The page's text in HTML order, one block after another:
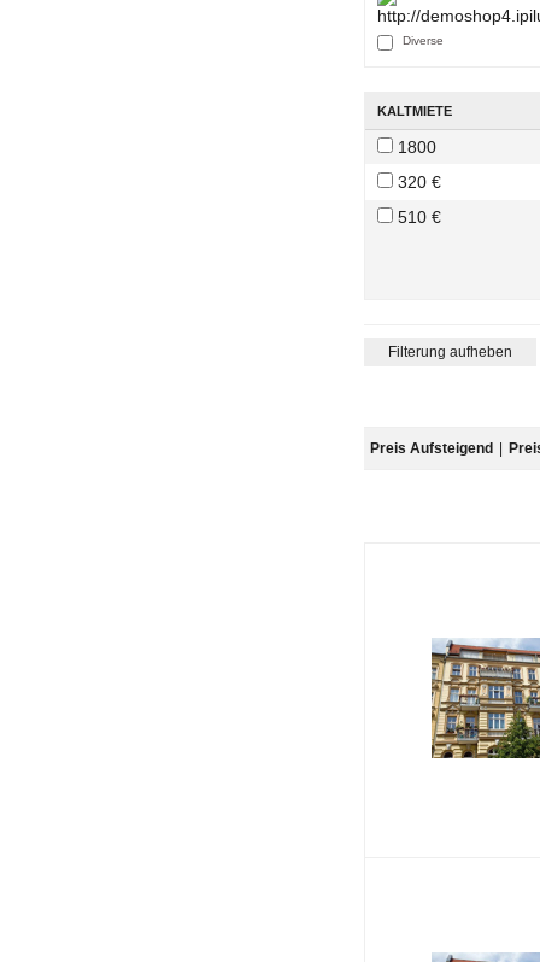
Diverse
KALTMIETE
1800
320 €
510 €
VERKAUFSFLÄCHE
68 m²
Zentralheizung
Filterung aufheben
Preis Aufsteigend